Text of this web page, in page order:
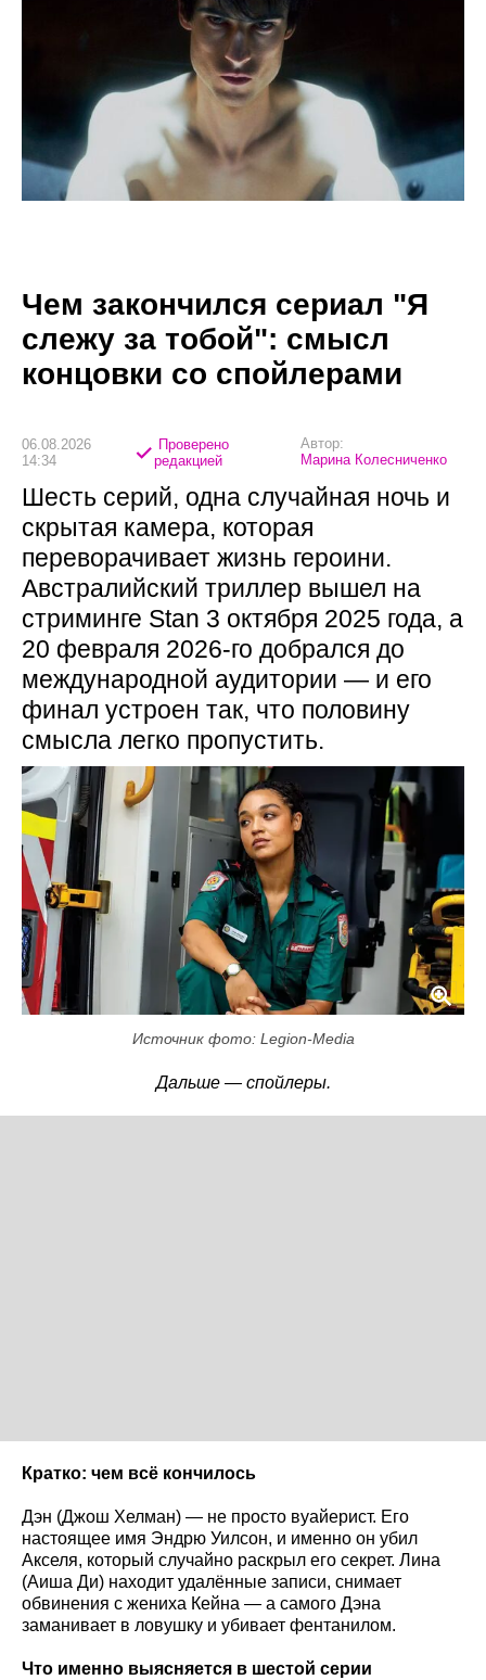
Чем закончился сериал "Я
слежу за тобой": смысл
концовки со спойлерами
06.08.2026
14:34
Проверено
редакцией
Автор:
Марина Колесниченко
Шесть серий, одна случайная ночь и
скрытая камера, которая
переворачивает жизнь героини.
Австралийский триллер вышел на
стриминге Stan 3 октября 2025 года, а
20 февраля 2026-го добрался до
международной аудитории — и его
финал устроен так, что половину
смысла легко пропустить.
Источник фото: Legion-Media
Дальше — спойлеры.
Кратко: чем всё кончилось
Дэн (Джош Хелман) — не просто вуайерист. Его
настоящее имя Эндрю Уилсон, и именно он убил
Акселя, который случайно раскрыл его секрет. Лина
(Аиша Ди) находит удалённые записи, снимает
обвинения с жениха Кейна — а самого Дэна
заманивает в ловушку и убивает фентанилом.
Что именно выясняется в шестой серии